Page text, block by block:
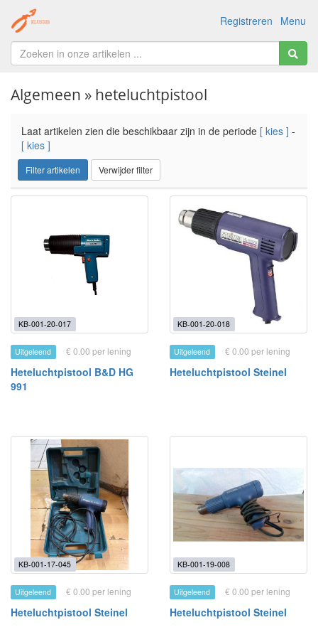
Menu
Registreren
Algemeen » heteluchtpistool
Laat artikelen zien die beschikbaar zijn in de periode [ kies ] -
[ kies ]
Filter artikelen Verwijder filter
KB-001-20-017
Uitgeleend € 0.00 per lening
Heteluchtpistool B&D HG
991
KB-001-20-018
Uitgeleend € 0.00 per lening
Heteluchtpistool Steinel
KB-001-17-045
Uitgeleend € 0.00 per lening
Heteluchtpistool Steinel
KB-001-19-008
Uitgeleend € 0.00 per lening
Heteluchtpistool Steinel